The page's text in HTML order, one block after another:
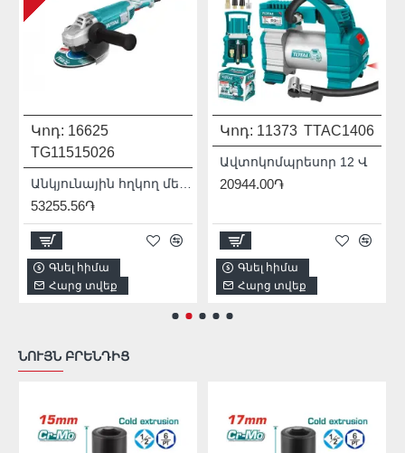
Կոդ: 16625
TG11515026
53255.56֏
Գնել հիմա
Հարց տվեք
Կոդ: 11373 TTAC1406
Ավտոկոմպրեսոր 12 Վ
20944.00֏
Գնել հիմա
Հարց տվեք
ՆՈՒՅՆ ԲՐԵՆԴԻՑ